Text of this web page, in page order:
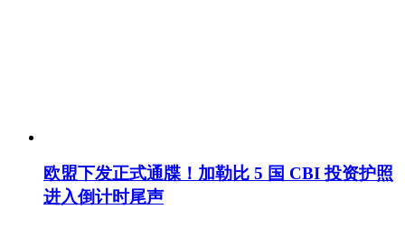
欧盟下发正式通牒！加勒比 5 国 CBI 投资护照
进入倒计时尾声